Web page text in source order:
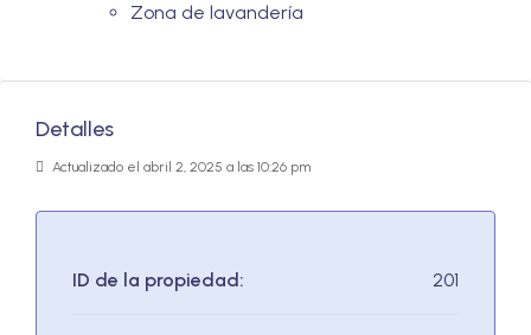
Zona de lavandería
Detalles
Actualizado el abril 2, 2025 a las 10:26 pm
ID de la propiedad: 201